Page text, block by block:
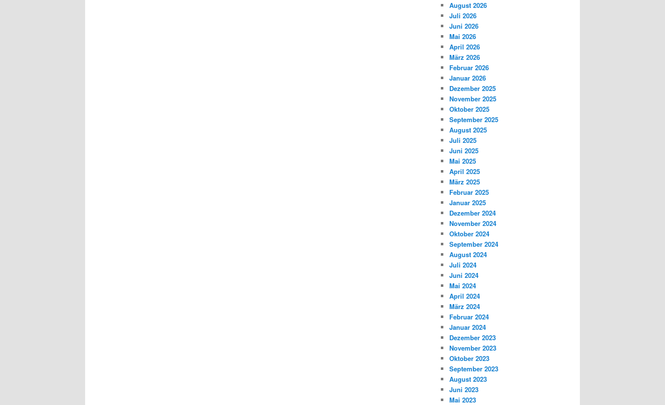
August 2026
Juli 2026
Juni 2026
Mai 2026
April 2026
März 2026
Februar 2026
Januar 2026
Dezember 2025
November 2025
Oktober 2025
September 2025
August 2025
Juli 2025
Juni 2025
Mai 2025
April 2025
März 2025
Februar 2025
Januar 2025
Dezember 2024
November 2024
Oktober 2024
September 2024
August 2024
Juli 2024
Juni 2024
Mai 2024
April 2024
März 2024
Februar 2024
Januar 2024
Dezember 2023
November 2023
Oktober 2023
September 2023
August 2023
Juni 2023
Mai 2023